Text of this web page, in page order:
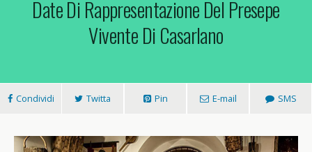
Date Di Rappresentazione Del Presepe
Vivente Di Casarlano
Condividi Twitta Pin E-mail SMS